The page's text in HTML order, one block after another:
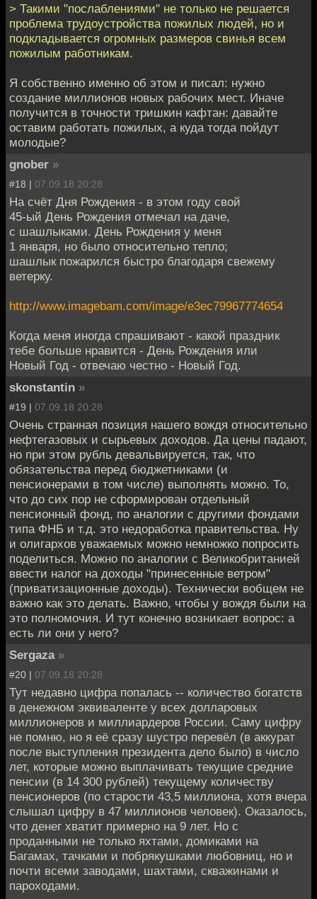
> Такими "послаблениями" не только не решается
проблема трудоустройства пожилых людей, но и
подкладывается огромных размеров свинья всем
пожилым работникам.
Я собственно именно об этом и писал: нужно
создание миллионов новых рабочих мест. Иначе
получится в точности тришкин кафтан: давайте
оставим работать пожилых, а куда тогда пойдут
молодые?
gnober »
#18 | 07.09.18 20:28
На счёт Дня Рождения - в этом году свой
45-ый День Рождения отмечал на даче,
с шашлыками. День Рождения у меня
1 января, но было относительно тепло;
шашлык пожарился быстро благодаря свежему
ветерку.
http://www.imagebam.com/image/e3ec79967774654
Когда меня иногда спрашивают - какой праздник
тебе больше нравится - День Рождения или
Новый Год - отвечаю честно - Новый Год.
skonstantin »
#19 | 07.09.18 20:28
Очень странная позиция нашего вождя относительно
нефтегазовых и сырьевых доходов. Да цены падают,
но при этом рубль девальвируется, так, что
обязательства перед бюджетниками (и
пенсионерами в том числе) выполнять можно. То,
что до сих пор не сформирован отдельный
пенсионный фонд, по аналогии с другими фондами
типа ФНБ и т.д. это недоработка правительства. Ну
и олигархов уважаемых можно немножко попросить
поделиться. Можно по аналогии с Великобританией
ввести налог на доходы "принесенные ветром"
(приватизационные доходы). Технически вобщем не
важно как это делать. Важно, чтобы у вождя были на
это полномочия. И тут конечно возникает вопрос: а
есть ли они у него?
Sergaza »
#20 | 07.09.18 20:28
Тут недавно цифра попалась -- количество богатств
в денежном эквиваленте у всех долларовых
миллионеров и миллиардеров России. Саму цифру
не помню, но я её сразу шустро перевёл (в аккурат
после выступления президента дело было) в число
лет, которые можно выплачивать текущие средние
пенсии (в 14 300 рублей) текущему количеству
пенсионеров (по старости 43,5 миллиона, хотя вчера
слышал цифру в 47 миллионов человек). Оказалось,
что денег хватит примерно на 9 лет. Но с
проданными не только яхтами, домиками на
Багамах, тачками и побрякушками любовниц, но и
почти всеми заводами, шахтами, скважинами и
пароходами.